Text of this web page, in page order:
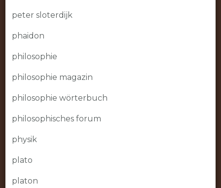
peter sloterdijk
phaidon
philosophie
philosophie magazin
philosophie wörterbuch
philosophisches forum
physik
plato
platon